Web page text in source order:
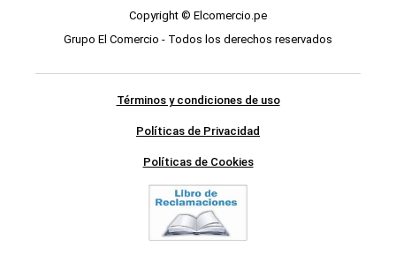
Copyright © Elcomercio.pe
Grupo El Comercio - Todos los derechos reservados
Términos y condiciones de uso
Políticas de Privacidad
Políticas de Cookies